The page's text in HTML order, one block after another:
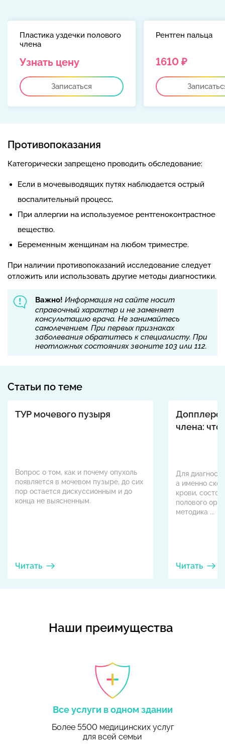
Пластика уздечки полового
члена
Узнать цену
Записаться
Рентген пальца
1610 ₽
Противопоказания
Категорически запрещено проводить обследование:
Если в мочевыводящих путях наблюдается острый
воспалительный процесс,
При аллергии на используемое рентгеноконтрастное
вещество.
Беременным женщинам на любом триместре.
При наличии противопоказаний исследование следует
отложить или использовать другие методы диагностики.
Важно! Информация на сайте носит
справочный характер и не заменяет
консультацию врача. Не занимайтесь
самолечением. При первых признаках
заболевания обратитесь к специалисту. При
неотложных состояниях звоните 103 или 112.
Статьи по теме
ТУР мочевого пузыря
Вопрос о том, как и почему опухоль
появляется в мочевом пузыре, до сих
пор остается дискуссионным и до
конца не выясненным.
Читать
члена: что
Для
а именно
крови,
полового
методика ...
Читать
Наши преимущества
Все услуги в одном здании
Более 5500 медицинских услуг
для всей семьи